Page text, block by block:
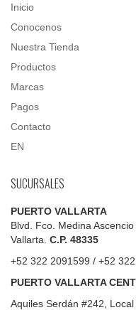
Inicio
Conocenos
Nuestra Tienda
Productos
Marcas
Pagos
Contacto
EN
SUCURSALES
PUERTO VALLARTA
Blvd. Fco. Medina
Vallarta. C.P. 48335
+52 322 2091599 / +52
PUERTO VALLARTA
Aquiles Serdán #242,